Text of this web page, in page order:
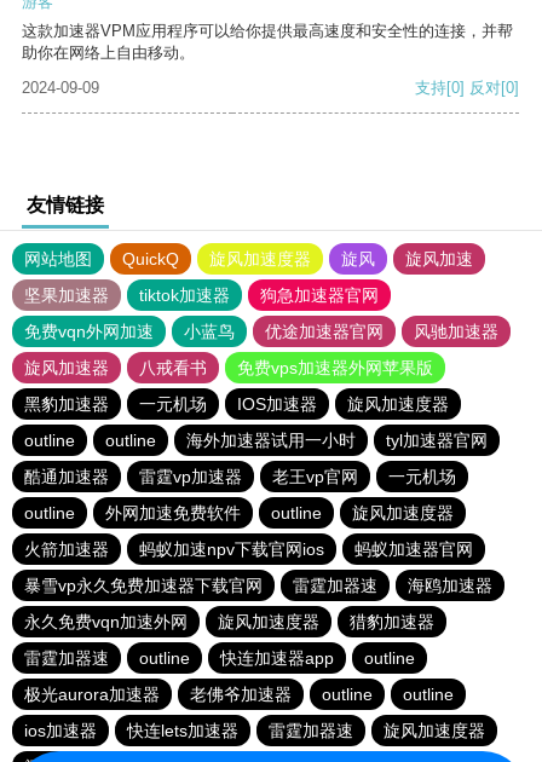
这款加速器VPM应用程序可以给你提供最高速度和安全性的连接，并帮
助你在网络上自由移动。
2024-09-09
支持[0] 反对[0]
友情链接
网站地图 QuickQ 旋风加速度器 旋风
旋风加速
坚果加速器
tiktok加速器
狗急加速器官网
免费vqn外网加速
小蓝鸟 优途加速器官网
风驰加速器
旋风加速器
八戒看书
免费vps加速器外网苹果版
黑豹加速器
一元机场 IOS加速器
旋风加速度器
outline
outline 海外加速器试用一小时
tyl加速器官网
酷通加速器
雷霆vp加速器 老王vp官网
一元机场
outline
外网加速免费软件 outline
旋风加速度器
火箭加速器
蚂蚁加速npv下载官网ios
蚂蚁加速器官网
暴雪vp永久免费加速器下载官网
雷霆加器速
海鸥加速器
永久免费vqn加速外网
旋风加速度器
猎豹加速器
雷霆加器速
outline 快连加速器app
outline
极光aurora加速器
老佛爷加速器 outline
outline
ios加速器
快连lets加速器 雷霆加器速
旋风加速度器